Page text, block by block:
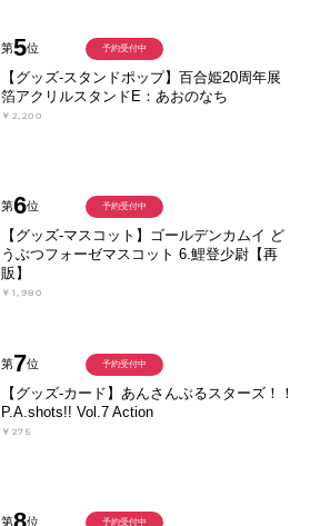
第5位
【グッズ-スタンドポップ】百合姫20周年展
箔アクリルスタンドE：あおのなち
￥2,200
予約受付中
第6位
【グッズ-マスコット】ゴールデンカムイ ど
うぶつフォーゼマスコット 6.鯉登少尉【再
販】
￥1,980
予約受付中
第7位
【グッズ-カード】あんさんぶるスターズ！！
P.A.shots!! Vol.7 Action
￥275
予約受付中
第 位 予約受付中